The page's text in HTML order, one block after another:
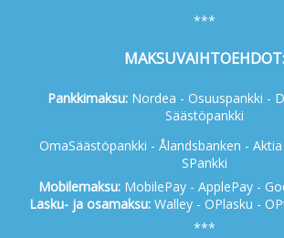
***
MAKSUVAIHTOEHDOT:
Pankkimaksu: Nordea - Osuuspankki -
Säästöpankki
OmaSäästöpankki - Ålandsbanken -
SPankki
Mobilemaksu:MobilePay - ApplePay -
Lasku- ja osamaksu:Walley - OPlasku -
***